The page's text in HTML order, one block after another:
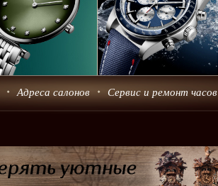
Адреса салонов Сервис и ремонт часов